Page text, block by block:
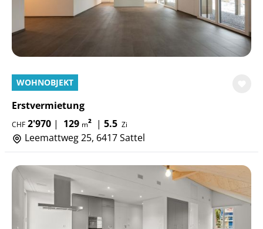
WOHNOBJEKT
Erstvermietung
CHF 2'970 | 129 m² | 5.5 Zi
Leemattweg 25, 6417 Sattel